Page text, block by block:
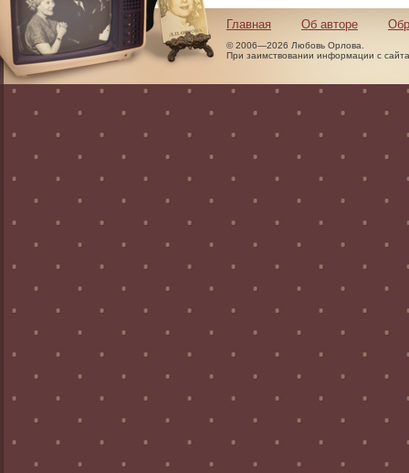
Главная Об авторе
© 2006—2026 Любовь Орлова.
При заимствовании информации с